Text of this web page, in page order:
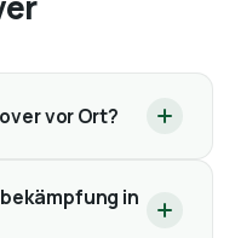
vor Ort?
in